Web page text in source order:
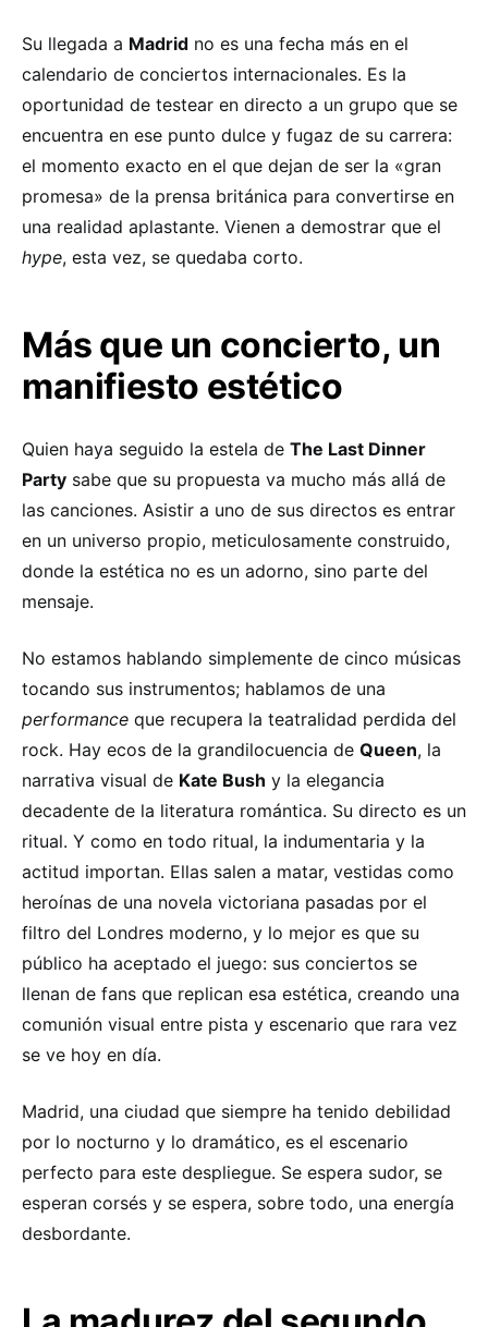
Su llegada a Madrid no es una fecha más en el
calendario de conciertos internacionales. Es la
oportunidad de testear en directo a un grupo que se
encuentra en ese punto dulce y fugaz de su carrera:
el momento exacto en el que dejan de ser la «gran
promesa» de la prensa británica para convertirse en
una realidad aplastante. Vienen a demostrar que el
hype, esta vez, se quedaba corto.
Más que un concierto, un
manifiesto estético
Quien haya seguido la estela de The Last Dinner
Party sabe que su propuesta va mucho más allá de
las canciones. Asistir a uno de sus directos es entrar
en un universo propio, meticulosamente construido,
donde la estética no es un adorno, sino parte del
mensaje.
No estamos hablando simplemente de cinco músicas
tocando sus instrumentos; hablamos de una
performance que recupera la teatralidad perdida del
rock. Hay ecos de la grandilocuencia de Queen, la
narrativa visual de Kate Bush y la elegancia
decadente de la literatura romántica. Su directo es un
ritual. Y como en todo ritual, la indumentaria y la
actitud importan. Ellas salen a matar, vestidas como
heroínas de una novela victoriana pasadas por el
filtro del Londres moderno, y lo mejor es que su
público ha aceptado el juego: sus conciertos se
llenan de fans que replican esa estética, creando una
comunión visual entre pista y escenario que rara vez
se ve hoy en día.
Madrid, una ciudad que siempre ha tenido debilidad
por lo nocturno y lo dramático, es el escenario
perfecto para este despliegue. Se espera sudor, se
esperan corsés y se espera, sobre todo, una energía
desbordante.